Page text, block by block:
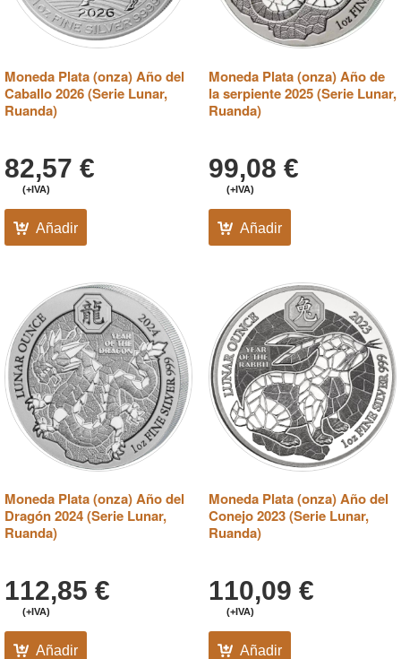
Moneda Plata (onza) Año del
Caballo 2026 (Serie Lunar,
Ruanda)
82,57 €
(+IVA)
Añadir
Moneda Plata (onza) Año de
la serpiente 2025 (Serie Lunar,
Ruanda)
99,08 €
(+IVA)
Añadir
Moneda Plata (onza) Año del
Dragón 2024 (Serie Lunar,
Ruanda)
112,85 €
(+IVA)
Añadir
Moneda Plata (onza) Año del
Conejo 2023 (Serie Lunar,
Ruanda)
110,09 €
(+IVA)
Añadir